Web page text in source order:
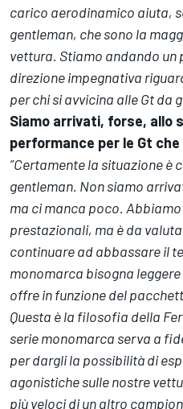
carico aerodinamico aiuta,
gentleman, che sono la
vettura. Stiamo andando un
direzione impegnativa
per chi si avvicina alle Gt da
Siamo arrivati, forse, allo
performance per le Gt
”Certamente la situazione è
gentleman. Non siamo
ma ci manca poco.
prestazionali, ma è da
continuare ad abbassare il
monomarca bisogna
offre in funzione del
Questa è la filosofia della
serie monomarca serva a
per dargli la possibilità di
agonistiche sulle nostre
più veloci di un altro